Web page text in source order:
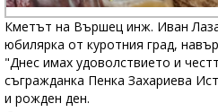
Кметът на Вършец инж. Иван
юбилярка от куротния град,
"Днес имах удоволствието и
съгражданка Пенка Захариева
и рожден ден.